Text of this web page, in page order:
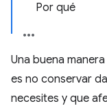
Por qué
Una buena
es no conservar
necesites y que